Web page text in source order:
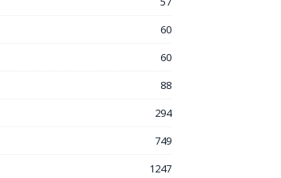
60
60
88
294
749
1247